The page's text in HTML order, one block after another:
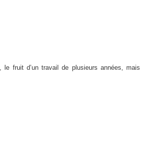
fruit d’un travail de plusieurs années, mais